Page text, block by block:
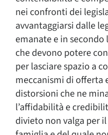
nei confronti dei
avvantaggiarsi dalle
emanate e in
che devono potere
per lasciare spazio a
meccanismi di offerta
distorsioni che ne
l’affidabilità e
divieto non valga per